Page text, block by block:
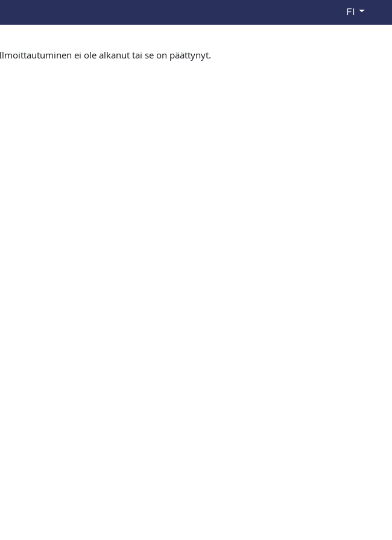
FI
ei ole alkanut tai se on päättynyt.